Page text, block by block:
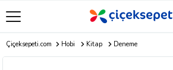
Çiçeksepeti.com Hobi Kitap Deneme